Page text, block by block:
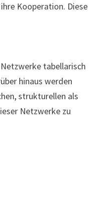
Kooperation. Diese
tabellarisch
hinaus werden
strukturellen als
Netzwerke zu